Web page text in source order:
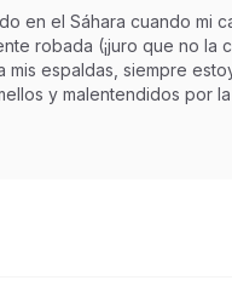
en el Sáhara cuando mi
robada (¡juro que no la
espaldas, siempre
y malentendidos por